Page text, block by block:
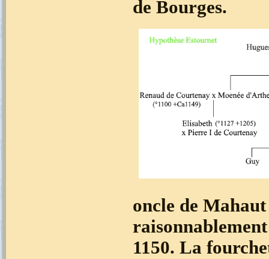
de Bourges.
oncle de
1150. La